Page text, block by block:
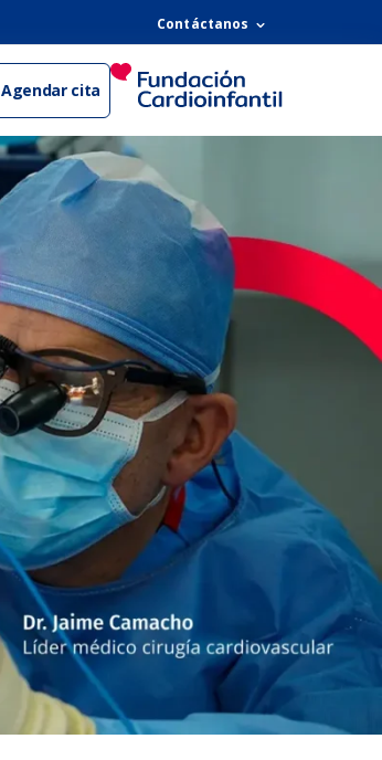
Contáctanos
Agendar cita